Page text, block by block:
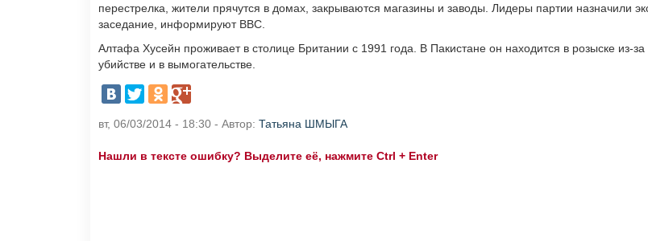
перестрелка, жители прячутся в домах, закрываются магазины и заводы. Лидеры партии назначили
заседание, информируют ВВС.
Алтафа Хусейн проживает в столице Британии с 1991 года. В Пакистане он находится в розыске из-
убийстве и в вымогательстве.
вт, 06/03/2014 - 18:30 - Автор: Татьяна ШМЫГА
Нашли в тексте ошибку? Выделите её, нажмите Ctrl + Enter